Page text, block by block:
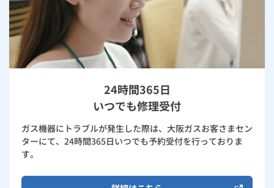
24時間365日
いつでも修理受付
ガス機器にトラブルが発生した際は、大阪ガスお客さまセン
ターにて、24時間365日いつでも予約受付を行っておりま
す。